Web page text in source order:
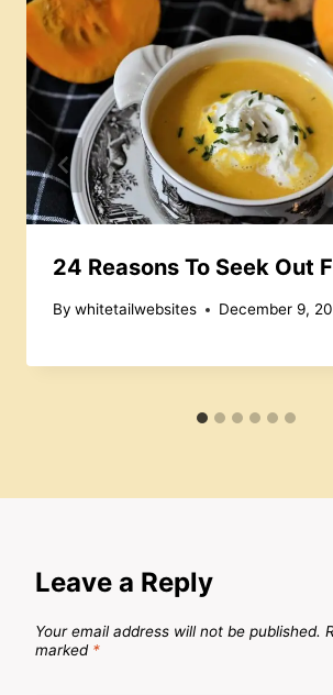
24 Reasons To Seek Out
By whitetailwebsites December 9,
Leave a Reply
Your email address will not be published.
marked *